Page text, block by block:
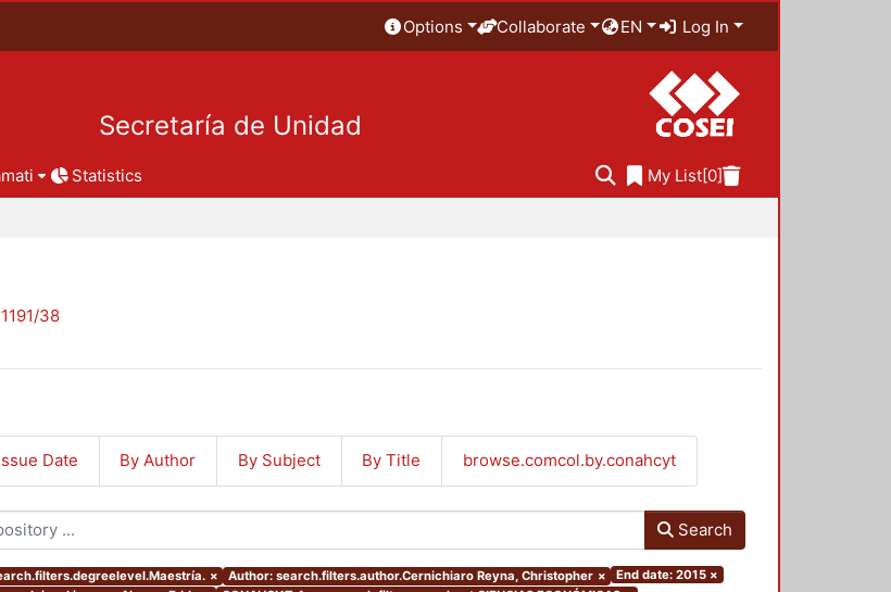
Options Collaborate EN Log In
Secretaría de Unidad
Statistics My List[0]
38
Date By Author By Subject By Title browse.comcol.by.conahcyt
Search
× Author: search.filters.author.Cernichiaro Reyna, Christopher × End date: 2015 ×